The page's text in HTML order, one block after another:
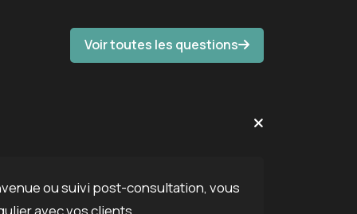
Voir toutes les questions
ou suivi post-consultation, vous
avec vos clients.